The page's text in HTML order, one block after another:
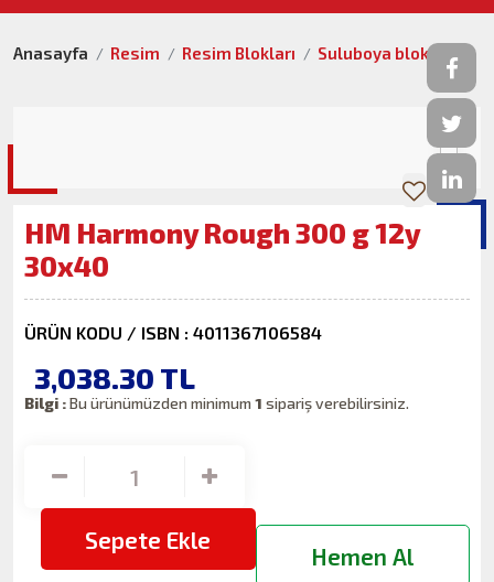
Anasayfa Resim Resim Blokları Suluboya bloklar
HM Harmony Rough 300 g 12y
30x40
ÜRÜN KODU / ISBN : 4011367106584
3,038.30 TL
Bilgi :Bu ürünümüzden minimum1sipariş verebilirsiniz.
Sepete Ekle
Hemen Al